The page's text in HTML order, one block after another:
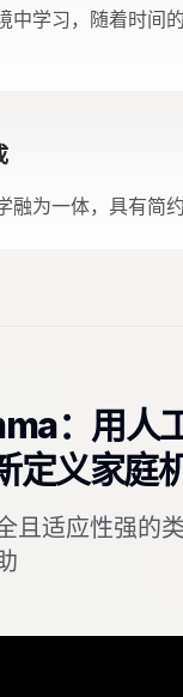
中学习，随着时间
融为一体，具有简
：用人
定义家庭
且适应性强的